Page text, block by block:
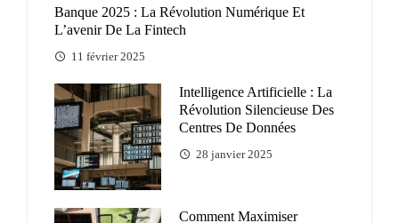
Banque 2025 : La Révolution Numérique Et
L’avenir De La Fintech
11 février 2025
Intelligence Artificielle : La
Révolution Silencieuse Des
Centres De Données
28 janvier 2025
Comment Maximiser